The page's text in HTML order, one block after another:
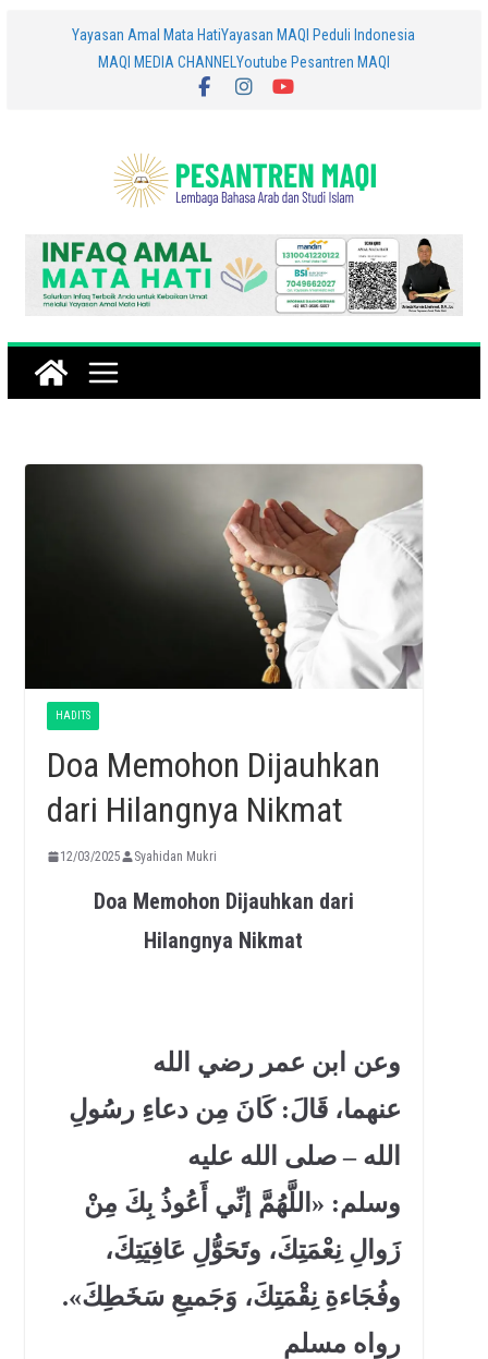
Yayasan Amal Mata HatiYayasan MAQI Peduli Indonesia
MAQI MEDIA CHANNEL Youtube Pesantren MAQI
HADITS
Doa Memohon Dijauhkan
dari Hilangnya Nikmat
12/03/2025 Syahidan Mukri
Doa Memohon Dijauhkan dari
Hilangnya Nikmat
وعن ابن عمر رضي الله
عنهما، قَالَ: كَانَ مِن دعاءِ رسُولِ
الله – صلى الله عليه
وسلم: «اللَّهُمَّ إنِّي أَعُوذُ بِكَ مِنْ
زَوالِ نِعْمَتِكَ، وتَحَوُّلِ عَافِيَتِكَ،
وفُجَاءةِ نِقْمَتِكَ، وَجَميعِ سَخَطِكَ».
رواه مسلم